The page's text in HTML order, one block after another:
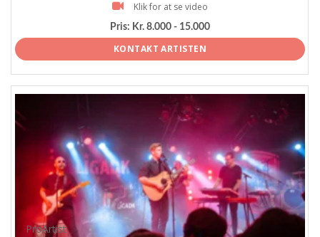
Klik for at se video
Pris: Kr. 8.000 - 15.000
KONTAKT ARTISTEN
ProArtist